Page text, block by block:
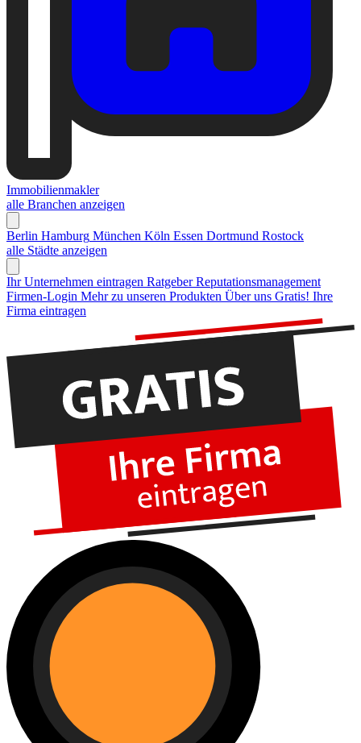
Immobilienmakler
alle Branchen anzeigen
Berlin Hamburg München Köln Essen Dortmund Rostock
alle Städte anzeigen
Ihr Unternehmen eintragen Ratgeber Reputationsmanagement
Firmen-Login Mehr zu unseren Produkten Über uns Gratis! Ihre
Firma eintragen